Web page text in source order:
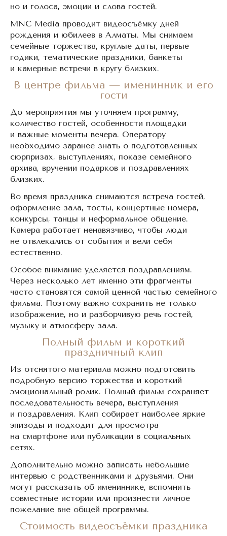
но и голоса, эмоции и слова гостей.
MNC Media проводит видеосъёмку дней
рождения и юбилеев в Алматы. Мы снимаем
семейные торжества, круглые даты, первые
годики, тематические праздники, банкеты
и камерные встречи в кругу близких.
В центре фильма — именинник и его
гости
До мероприятия мы уточняем программу,
количество гостей, особенности площадки
и важные моменты вечера. Оператору
необходимо заранее знать о подготовленных
сюрпризах, выступлениях, показе семейного
архива, вручении подарков и поздравлениях
близких.
Во время праздника снимаются встреча гостей,
оформление зала, тосты, концертные номера,
конкурсы, танцы и неформальное общение.
Камера работает ненавязчиво, чтобы люди
не отвлекались от события и вели себя
естественно.
Особое внимание уделяется поздравлениям.
Через несколько лет именно эти фрагменты
часто становятся самой ценной частью семейного
фильма. Поэтому важно сохранить не только
изображение, но и разборчивую речь гостей,
музыку и атмосферу зала.
Полный фильм и короткий
праздничный клип
Из отснятого материала можно подготовить
подробную версию торжества и короткий
эмоциональный ролик. Полный фильм сохраняет
последовательность вечера, выступления
и поздравления. Клип собирает наиболее яркие
эпизоды и подходит для просмотра
на смартфоне или публикации в социальных
сетях.
Дополнительно можно записать небольшие
интервью с родственниками и друзьями. Они
могут рассказать об имениннике, вспомнить
совместные истории или произнести личное
пожелание вне общей программы.
Стоимость видеосъёмки праздника